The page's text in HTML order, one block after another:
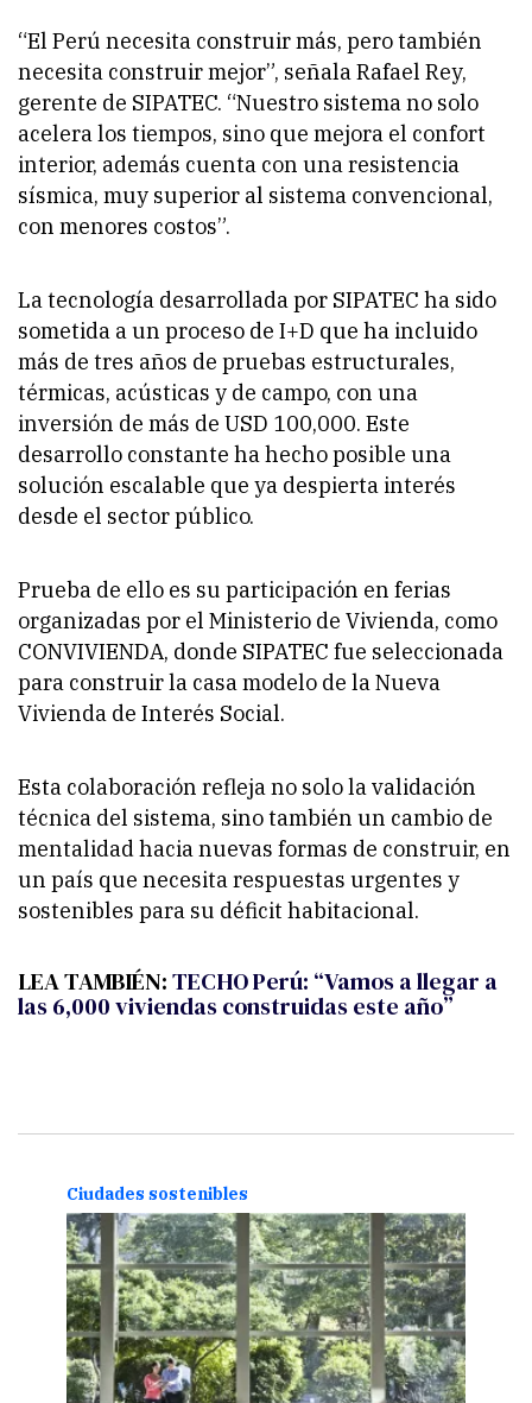
“El Perú necesita construir más, pero también
necesita construir mejor”, señala Rafael Rey,
gerente de SIPATEC. “Nuestro sistema no solo
acelera los tiempos, sino que mejora el confort
interior, además cuenta con una resistencia
sísmica, muy superior al sistema convencional,
con menores costos”.
La tecnología desarrollada por SIPATEC ha sido
sometida a un proceso de I+D que ha incluido
más de tres años de pruebas estructurales,
térmicas, acústicas y de campo, con una
inversión de más de USD 100,000. Este
desarrollo constante ha hecho posible una
solución escalable que ya despierta interés
desde el sector público.
Prueba de ello es su participación en ferias
organizadas por el Ministerio de Vivienda, como
CONVIVIENDA, donde SIPATEC fue seleccionada
para construir la casa modelo de la Nueva
Vivienda de Interés Social.
Esta colaboración refleja no solo la validación
técnica del sistema, sino también un cambio de
mentalidad hacia nuevas formas de construir, en
un país que necesita respuestas urgentes y
sostenibles para su déficit habitacional.
LEA TAMBIÉN:TECHO Perú: “Vamos a llegar a
las 6,000 viviendas construidas este año”
Ciudades sostenibles